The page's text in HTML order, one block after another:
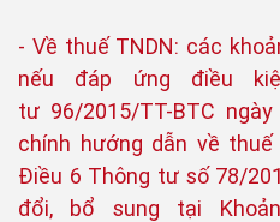
- Về thuế TNDN: các
nếu đáp ứng điều
tư 96/2015/TT-BTC
chính hướng dẫn về
Điều 6 Thông tư số 78/
đổi, bổ sung tại